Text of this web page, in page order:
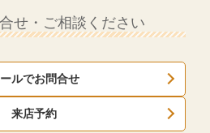
せ・ご相談ください
ールでお問合せ
来店予約